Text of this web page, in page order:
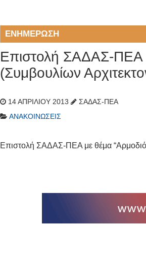
ΕΝΗΜΈΡΩΣΗ
Επιστολή ΣΑΔΑΣ-ΠΕΑ
(Συμβουλίων
14 ΑΠΡΙΛΊΟΥ 2013
ΣΑΔΑΣ-ΠΕΑ
ΑΝΑΚΟΙΝΏΣΕΙΣ
Επιστολή ΣΑΔΑΣ-ΠΕΑ με θέμα